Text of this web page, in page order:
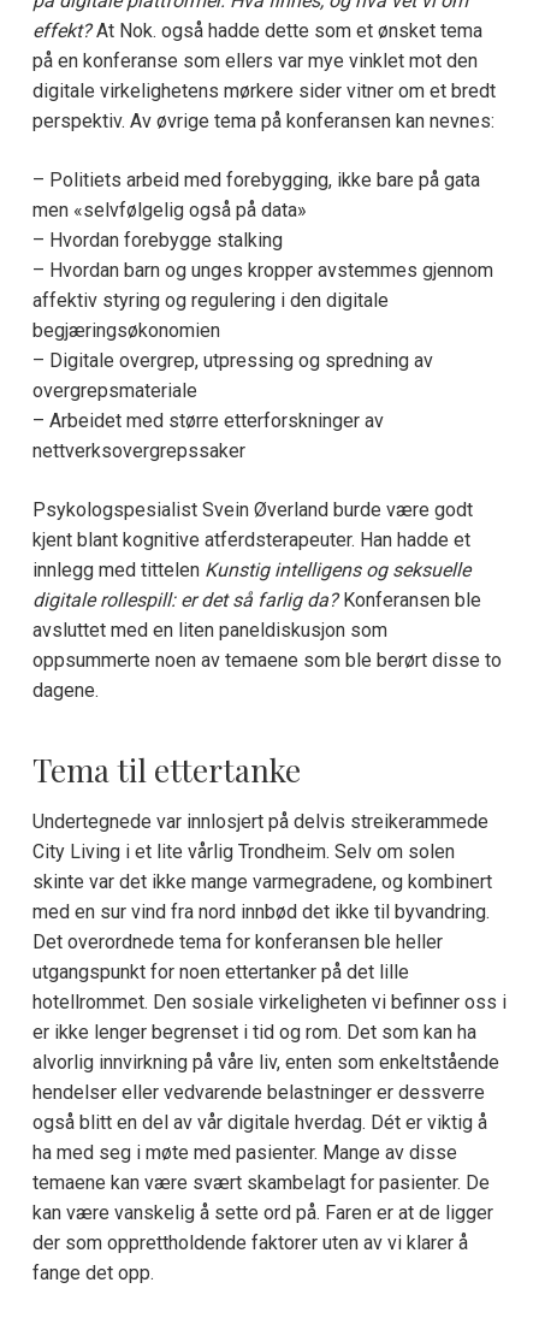
effekt?At Nok. også hadde dette som et ønsket tema
på en konferanse som ellers var mye vinklet mot den
digitale virkelighetens mørkere sider vitner om et bredt
perspektiv. Av øvrige tema på konferansen kan nevnes:
– Politiets arbeid med forebygging, ikke bare på gata
men «selvfølgelig også på data»
– Hvordan forebygge stalking
– Hvordan barn og unges kropper avstemmes gjennom
affektiv styring og regulering i den digitale
begjæringsøkonomien
– Digitale overgrep, utpressing og spredning av
overgrepsmateriale
– Arbeidet med større etterforskninger av
nettverksovergrepssaker
Psykologspesialist Svein Øverland burde være godt
kjent blant kognitive atferdsterapeuter. Han hadde et
innlegg med tittelen Kunstig intelligens og seksuelle
digitale rollespill: er det så farlig da?Konferansen ble
avsluttet med en liten paneldiskusjon som
oppsummerte noen av temaene som ble berørt disse to
dagene.
Tema til ettertanke
Undertegnede var innlosjert på delvis streikerammede
City Living i et lite vårlig Trondheim. Selv om solen
skinte var det ikke mange varmegradene, og kombinert
med en sur vind fra nord innbød det ikke til byvandring.
Det overordnede tema for konferansen ble heller
utgangspunkt for noen ettertanker på det lille
hotellrommet. Den sosiale virkeligheten vi befinner oss i
er ikke lenger begrenset i tid og rom. Det som kan ha
alvorlig innvirkning på våre liv, enten som enkeltstående
hendelser eller vedvarende belastninger er dessverre
også blitt en del av vår digitale hverdag. Dét er viktig å
ha med seg i møte med pasienter. Mange av disse
temaene kan være svært skambelagt for pasienter. De
kan være vanskelig å sette ord på. Faren er at de ligger
der som opprettholdende faktorer uten av vi klarer å
fange det opp.